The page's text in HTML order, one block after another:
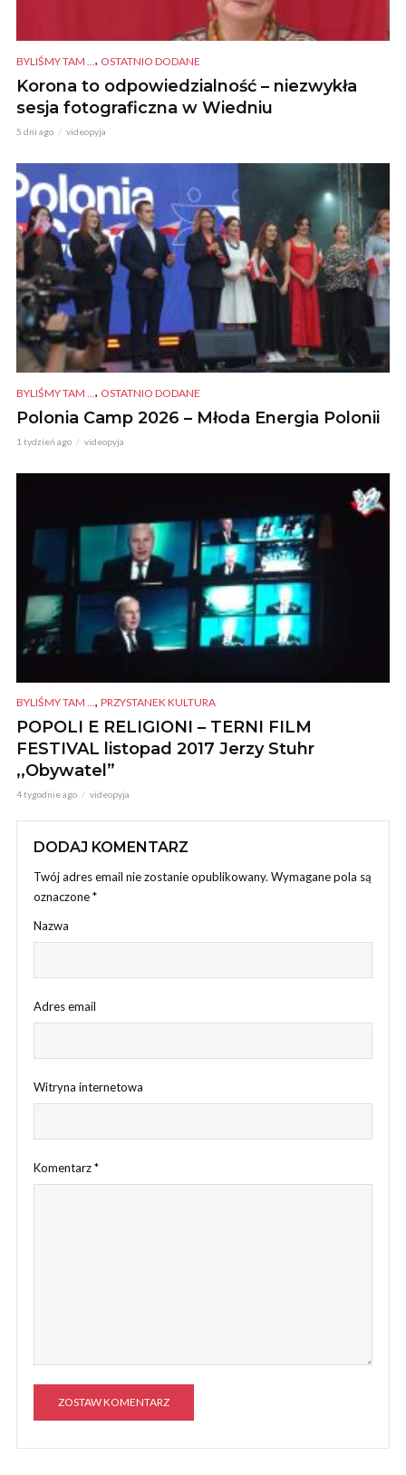
BYLIŚMY TAM ... , OSTATNIO DODANE
Korona to odpowiedzialność – niezwykła
sesja fotograficzna w Wiedniu
5 dni ago videopyja
BYLIŚMY TAM ... , OSTATNIO DODANE
Polonia Camp 2026 – Młoda Energia Polonii
1 tydzień ago videopyja
BYLIŚMY TAM ..., PRZYSTANEK KULTURA
POPOLI E RELIGIONI – TERNI FILM
FESTIVAL listopad 2017 Jerzy Stuhr
,,Obywatel”
4 tygodnie ago videopyja
DODAJ KOMENTARZ
Twój adres email nie zostanie opublikowany. Wymagane pola są
oznaczone*
Nazwa
Adres email
Witryna internetowa
Komentarz*
A